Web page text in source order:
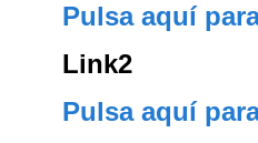
Pulsa aquí
Link2
Pulsa aquí